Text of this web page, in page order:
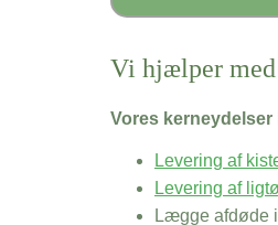
Vi hjælper
Vores kerneydelser
Levering af
Levering af
Lægge afdøde